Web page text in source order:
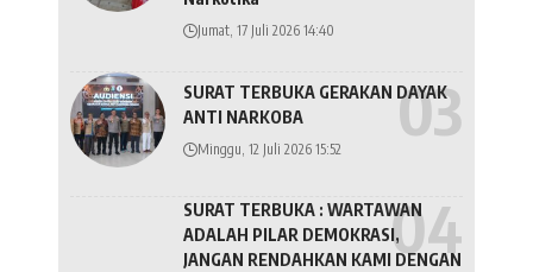
Jumat, 17 Juli 2026 14:40
SURAT TERBUKA GERAKAN DAYAK
ANTI NARKOBA
Minggu, 12 Juli 2026 15:52
SURAT TERBUKA : WARTAWAN
ADALAH PILAR DEMOKRASI,
JANGAN RENDAHKAN KAMI DENGAN